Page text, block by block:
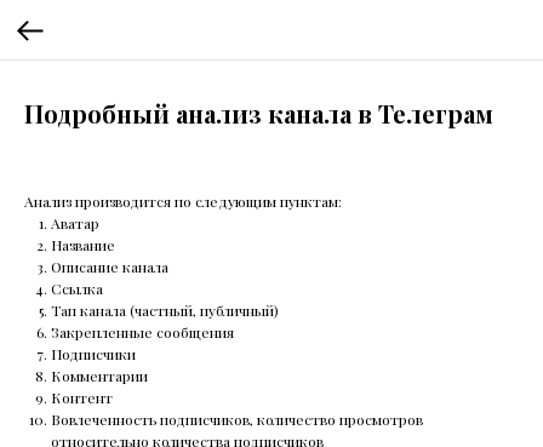
Подробный анализ канала в Телеграм
Анализ производится по следующим пунктам:
Аватар
Название
Описание канала
Ссылка
Тап канала (частный, публичный)
Закрепленные сообщения
Подписчики
Комментарии
Контент
Вовлеченность подписчиков, количество просмотров
относительно количества подписчиков